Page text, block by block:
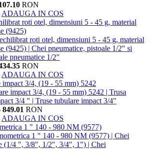
RON
ADAUGA IN COS
roti otel, dimensiuni 5 - 45 g, material
(9425)
RON
ADAUGA IN COS
impact 3/4, (19 - 55 mm) 5242
849.01 RON
ADAUGA IN COS
1 " 140 - 980 NM (9577)